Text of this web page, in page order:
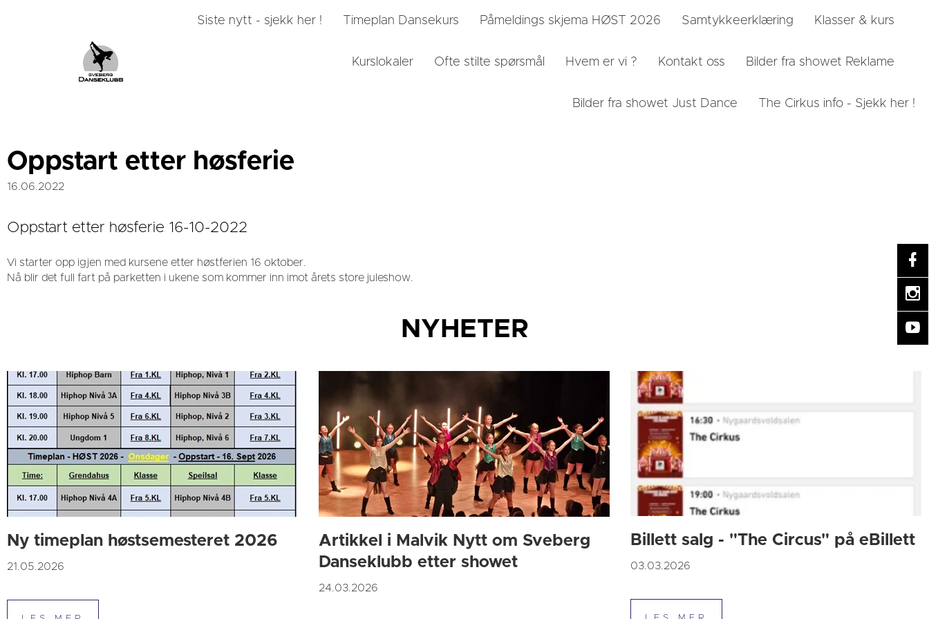
Siste nytt - sjekk her ! Timeplan Dansekurs Påmeldings skjema HØST 2026 Samtykkeerklæring Klasser & kurs
Kurslokaler Ofte stilte spørsmål Hvem er vi ? Kontakt oss Bilder fra showet Reklame
Bilder fra showet Just Dance The Cirkus info - Sjekk her !
Oppstart etter høsferie
16.06.2022
Oppstart etter høsferie 16-10-2022
Vi starter opp igjen med kursene etter høstferien 16 oktober.
Nå blir det full fart på parketten i ukene som kommer inn imot årets store juleshow.
NYHETER
Ny timeplan høstsemesteret 2026
21.05.2026
Artikkel i Malvik Nytt om Sveberg
Danseklubb etter showet
24.03.2026
Billett salg - "The Circus" på eBillett
03.03.2026